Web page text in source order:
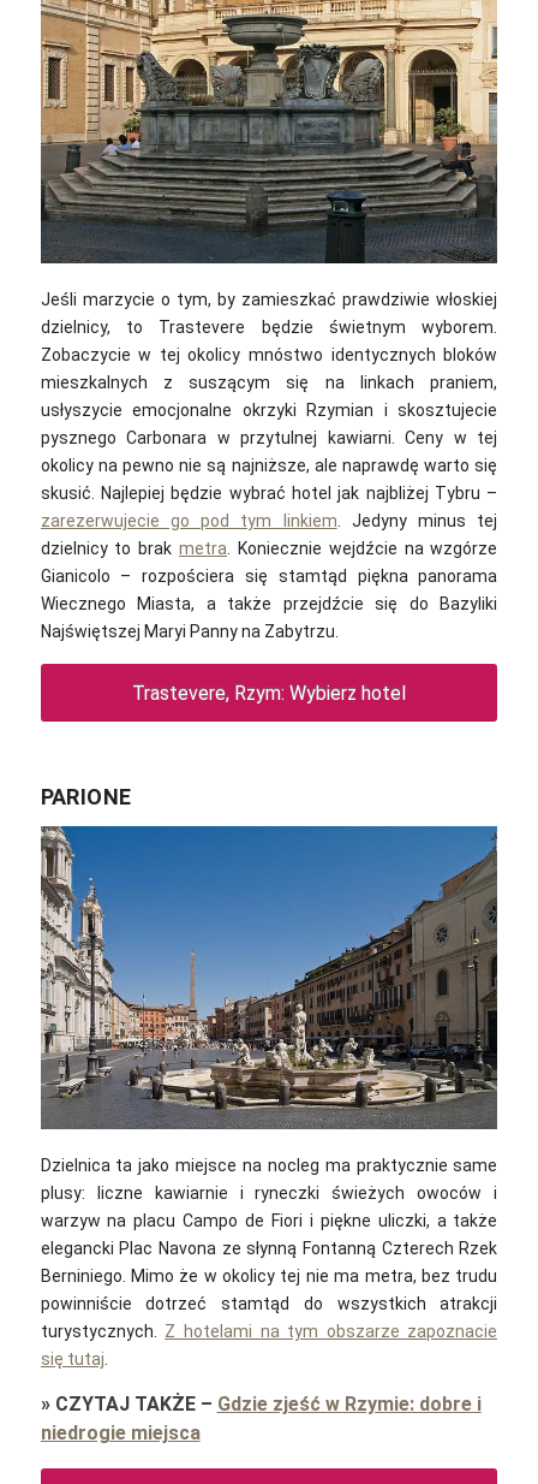
Jeśli marzycie o tym, by zamieszkać prawdziwie włoskiej
dzielnicy, to Trastevere będzie świetnym wyborem.
Zobaczycie w tej okolicy mnóstwo identycznych bloków
mieszkalnych z suszącym się na linkach praniem,
usłyszycie emocjonalne okrzyki Rzymian i skosztujecie
pysznego Carbonara w przytulnej kawiarni. Ceny w tej
okolicy na pewno nie są najniższe, ale naprawdę warto się
skusić. Najlepiej będzie wybrać hotel jak najbliżej Tybru –
zarezerwujecie go pod tym linkiem . Jedyny minus tej
dzielnicy to brakmetra . Koniecznie wejdźcie na wzgórze
Gianicolo – rozpościera się stamtąd piękna panorama
Wiecznego Miasta, a także przejdźcie się do Bazyliki
Najświętszej Maryi Panny na Zabytrzu.
Trastevere, Rzym: Wybierz hotel
PARIONE
Dzielnica ta jako miejsce na nocleg ma praktycznie same
plusy: liczne kawiarnie i ryneczki świeżych owoców i
warzyw na placu Campo de Fiori i piękne uliczki, a także
elegancki Plac Navona ze słynną Fontanną Czterech Rzek
Berniniego. Mimo że w okolicy tej nie ma metra, bez trudu
powinniście dotrzeć stamtąd do wszystkich atrakcji
turystycznych. Z hotelami na tym obszarze zapoznacie
się tutaj.
» CZYTAJ TAKŻE– Gdzie zjeść w Rzymie: dobre i
niedrogie miejsca